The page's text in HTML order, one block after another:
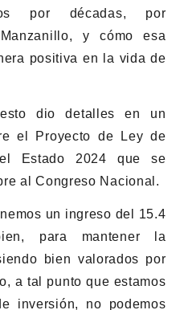
por décadas, por
y cómo esa
positiva en la vida de
dio detalles en un
el Proyecto de Ley de
Estado 2024 que se
al Congreso Nacional.
un ingreso del 15.4
para mantener la
bien valorados por
a tal punto que estamos
inversión, no podemos